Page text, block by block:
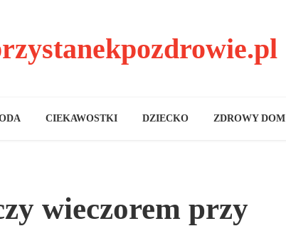
CIEKAWOSTKI DZIECKO ZDROWY DOM
wieczorem przy